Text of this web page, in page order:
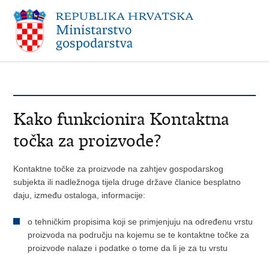
Kako funkcionira Kontaktna
točka za proizvode?
Kontaktne točke za proizvode na zahtjev gospodarskog
subjekta ili nadležnoga tijela druge države članice besplatno
daju, između ostaloga, informacije:
o tehničkim propisima koji se primjenjuju na određenu vrstu
proizvoda na području na kojemu se te kontaktne točke za
proizvode nalaze i podatke o tome da li je za tu vrstu